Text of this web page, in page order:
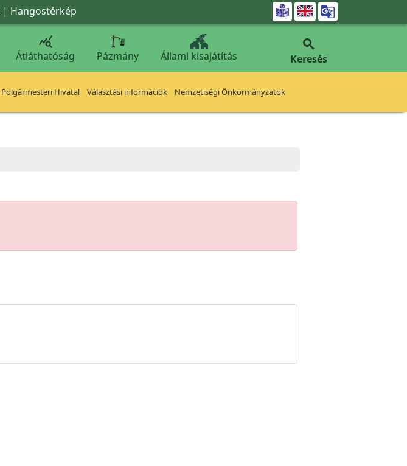
| Hangostérkép 

Átláthatóság Pázmány Állami kisajátítás

Keresés
Polgármesteri Hivatal Választási információk Nemzetiségi Önkormányzatok